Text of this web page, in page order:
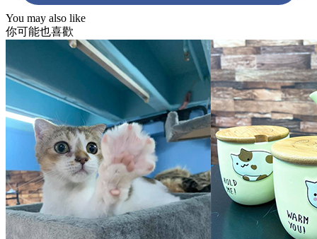
You may also like
你可能也喜歡